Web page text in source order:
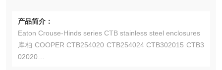
产品简介：
Eaton Crouse-Hinds series CTB stainless steel enclosures
库柏 COOPER CTB254020 CTB254024 CTB302015 CTB3
02020